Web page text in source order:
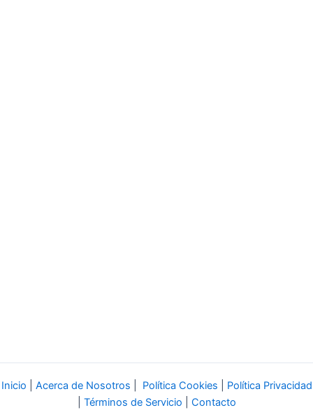
Inicio Acerca de Nosotros Política Cookies
Política Privacidad
Términos de Servicio Contacto